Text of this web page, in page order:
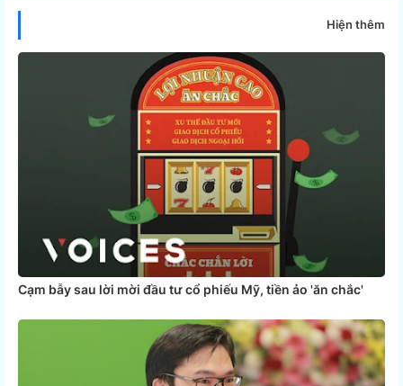
Hiện thêm
Cạm bẫy sau lời mời đầu tư cổ phiếu Mỹ, tiền ảo 'ăn chắc'